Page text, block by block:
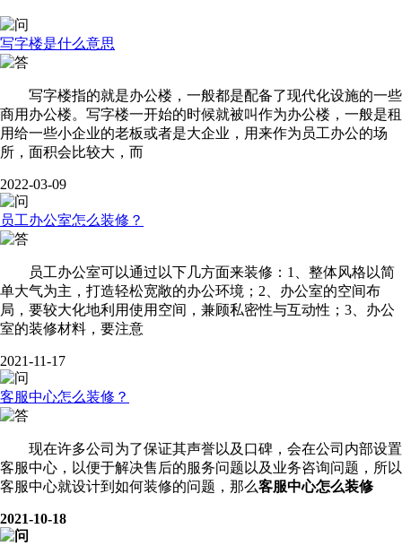
写字楼是什么意思
写字楼指的就是办公楼，一般都是配备了现代化设施的一些
商用办公楼。写字楼一开始的时候就被叫作为办公楼，一般是租
用给一些小企业的老板或者是大企业，用来作为员工办公的场
所，面积会比较大，而
2022-03-09
员工办公室怎么装修？
员工办公室可以通过以下几方面来装修：1、整体风格以简
单大气为主，打造轻松宽敞的办公环境；2、办公室的空间布
局，要较大化地利用使用空间，兼顾私密性与互动性；3、办公
室的装修材料，要注意
2021-11-17
客服中心怎么装修？
现在许多公司为了保证其声誉以及口碑，会在公司内部设置
客服中心，以便于解决售后的服务问题以及业务咨询问题，所以
客服中心就设计到如何装修的问题，那么客服中心怎么装修
2021-10-18